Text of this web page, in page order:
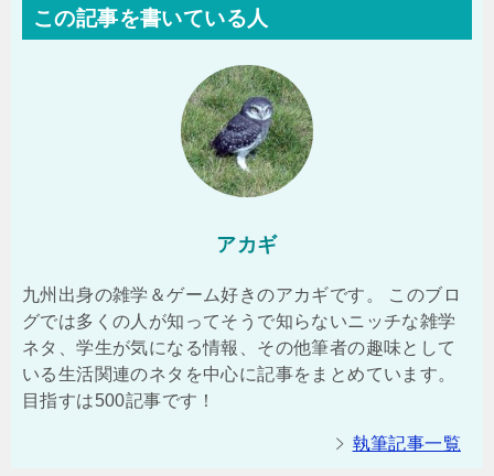
この記事を書いている人
アカギ
九州出身の雑学＆ゲーム好きのアカギです。 このブロ
グでは多くの人が知ってそうで知らないニッチな雑学
ネタ、学生が気になる情報、その他筆者の趣味として
いる生活関連のネタを中心に記事をまとめています。
目指すは500記事です！
執筆記事一覧